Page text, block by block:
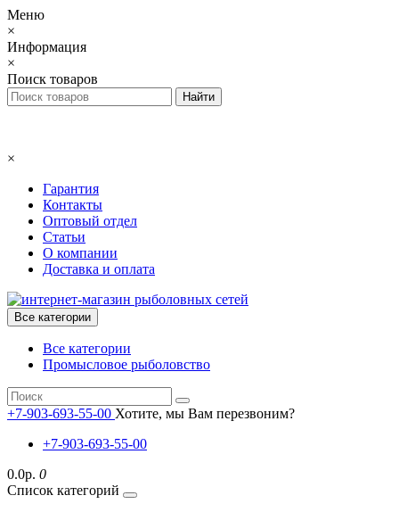
Меню
×
Информация
×
Поиск товаров
×
Гарантия
Контакты
Оптовый отдел
Статьи
О компании
Доставка и оплата
Все категории
Все категории
Промысловое рыболовство
+7-903-693-55-00 Хотите, мы Вам перезвоним?
+7-903-693-55-00
0.0р. 0
Список категорий